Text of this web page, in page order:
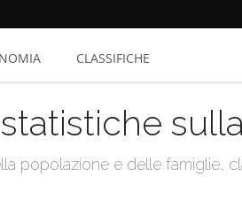
CLASSIFICHE
popolazione e delle famiglie,